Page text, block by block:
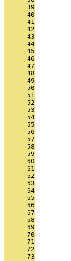
      39
      40
      41
      42
      43
      44
      45
      46
      47
      48
      49
      50
      51
      52
      53
      54
      55
      56
      57
      58
      59
      60
      61
      62
      63
      64
      65
      66
      67
      68
      69
      70
      71
      72
      73